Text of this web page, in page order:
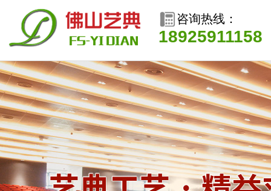
咨询热线：
18925911158